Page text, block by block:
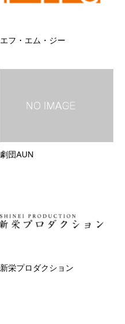
エフ・エム・ジー
劇団AUN
新栄プロダクション